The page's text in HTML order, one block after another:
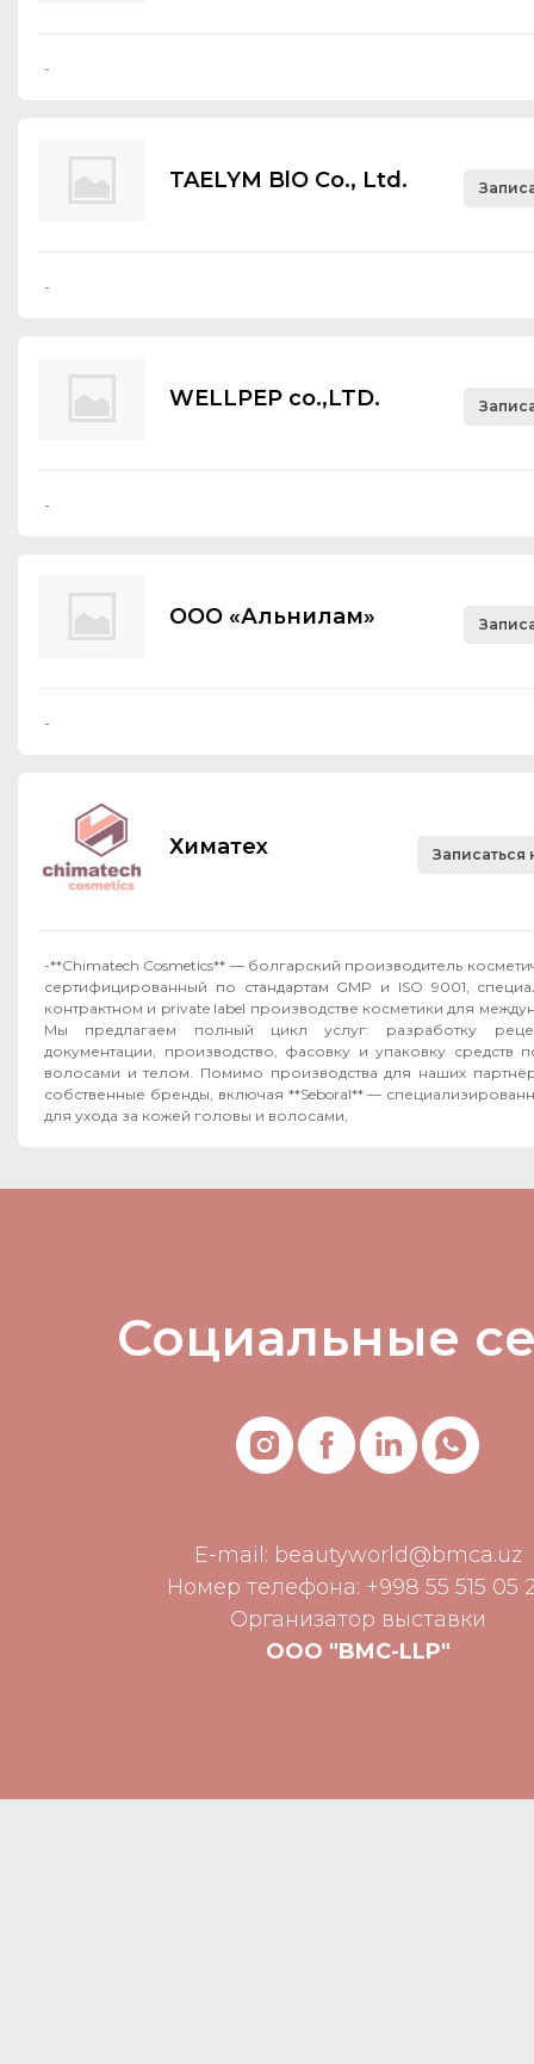
-
TAELYM BlO Со., Ltd.
-
WELLPEP co.,LTD.
-
ООО «Альнилам»
-
Химатех Записаться
-**Chimatech Cosmetics** — болгарский производитель
сертифицированный по стандартам GMP и ISO 9001,
контрактном и private label производстве косметики для
Мы предлагаем полный цикл услуг: разработку
документации, производство, фасовку и упаковку средств
волосами и телом. Помимо производства для наших партнёров, мы развиваем
собственные бренды, включая **Seboral** —
для ухода за кожей головы и волосами,
Социальные
E-mail: beautyworld@bmca.uz
Номер телефона: +998 55 515 05
Организатор выставки
ООО "BMC-LLP"